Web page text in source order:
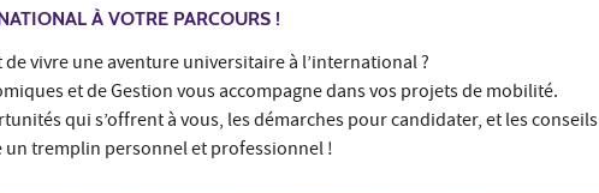
À VOTRE PARCOURS !
de vivre une aventure universitaire à l’international ?
et de Gestion vous accompagne dans vos projets de mobilité.
qui s’offrent à vous, les démarches pour candidater, et les conseils
un tremplin personnel et professionnel !